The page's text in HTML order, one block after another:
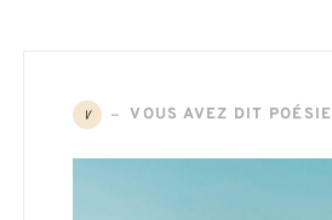
V VOUS AVEZ DIT POÉSIE